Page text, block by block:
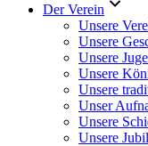
Der Verein
Unsere
Unsere
Unsere
Unsere
Unsere
Unser
Unsere
Unsere